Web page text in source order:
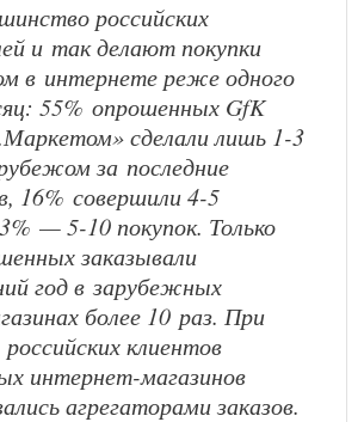
российских
и так делают покупки
в интернете реже одного
55% опрошенных GfK
сделали лишь 1-3
за последние
16% совершили 4-5
— 5-10 покупок. Только
заказывали
год в зарубежных
более 10 раз. При
клиентов
интернет-магазинов
агрегаторами заказов.